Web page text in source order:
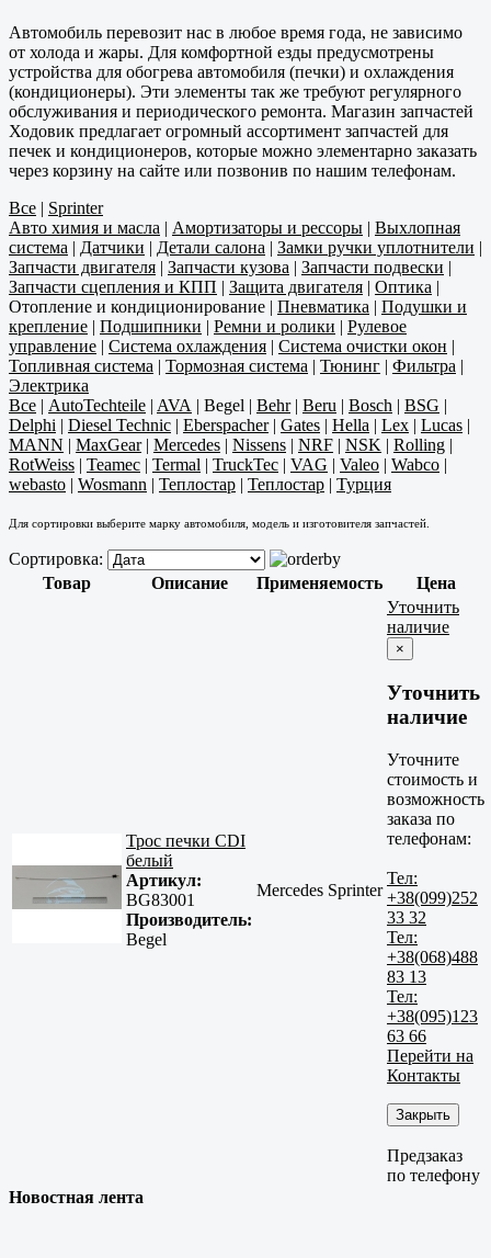
Автомобиль перевозит нас в любое время года, не зависимо
от холода и жары. Для комфортной езды предусмотрены
устройства для обогрева автомобиля (печки) и охлаждения
(кондиционеры). Эти элементы так же требуют регулярного
обслуживания и периодического ремонта. Магазин запчастей
Ходовик предлагает огромный ассортимент запчастей для
печек и кондиционеров, которые можно элементарно заказать
через корзину на сайте или позвонив по нашим телефонам.
Все | Sprinter
Авто химия и масла | Амортизаторы и рессоры | Выхлопная
система | Датчики | Детали салона | Замки ручки уплотнители |
Запчасти двигателя | Запчасти кузова | Запчасти подвески |
Запчасти сцепления и КПП | Защита двигателя | Оптика |
Отопление и кондиционирование | Пневматика | Подушки и
крепление | Подшипники | Ремни и ролики | Рулевое
управление | Система охлаждения | Система очистки окон |
Топливная система | Тормозная система | Тюнинг | Фильтра |
Электрика
Все | AutoTechteile | AVA | Begel | Behr| Beru | Bosch | BSG |
Delphi | Diesel Technic | Eberspacher| Gates | Hella | Lex | Lucas |
MANN | MaxGear| Mercedes | Nissens | NRF | NSK | Rolling |
RotWeiss | Teamec | Termal | TruckTec | VAG | Valeo | Wabco |
webasto | Wosmann | Теплостар | Теплостар | Турция
Для сортировки выберите марку автомобиля, модель и изготовителя запчастей.
Сортировка:
Товар
Описание Применяемость Цена
Трос печки CDI
белый
Артикул:
BG83001
Производитель:
Begel
Mercedes Sprinter
Уточнить
наличие
×
Уточнить
наличие
Уточните
стоимость и
возможность
заказа по
телефонам:
Тел:
+38(099)252
33 32
Тел:
+38(068)488
83 13
Тел:
+38(095)123
63 66
Перейти на
Контакты
Закрыть
Предзаказ
по телефону
Новостная лента